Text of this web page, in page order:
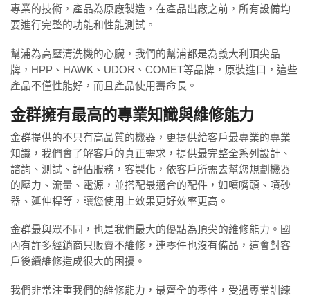
專業的技術，產品為原廠製造，在產品出廠之前，所有設備均
要進行完整的功能和性能測試。
幫浦為高壓清洗機的心臟，我們的幫浦都是為義大利頂尖品
牌，HPP、HAWK、UDOR、COMET等品牌，原裝進口，這些
產品不僅性能好，而且產品使用壽命長。
金群擁有最高的專業知識與維修能力
金群提供的不只有高品質的機器，更提供給客戶最專業的專業
知識，我們會了解客戶的真正需求，提供最完整全系列設計、
諮詢、測試、評估服務，客製化，依客戶所需去幫您規劃機器
的壓力、流量、電源，並搭配最適合的配件，如噴嘴頭、噴砂
器、延伸桿等，讓您使用上效果更好效率更高。
金群最與眾不同，也是我們最大的優點為頂尖的維修能力。國
內有許多經銷商只販賣不維修，連零件也沒有備品，這會對客
戶後續維修造成很大的困擾。
我們非常注重我們的維修能力，最齊全的零件，受過專業訓練